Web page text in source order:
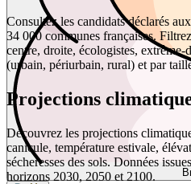
Consultez les candidats déclarés
34 000 communes françaises.
centre, droite, écologistes,
(urbain, périurbain, rural) et par
Projections
Découvrez les projections
canicule, température estivale,
sécheresses des sols. Données
horizons 2030, 2050 et 2100.